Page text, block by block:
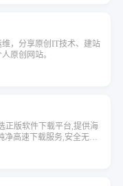
，分享原创IT技术、建站
原创网站。
正版软件下载平台,提供海
净高速下载服务,安全无广
验